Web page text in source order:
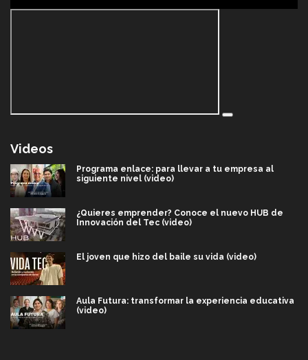
Videos
Programa enlace: para llevar a tu empresa al
siguiente nivel (video)
¿Quieres emprender? Conoce el nuevo HUB de
Innovación del Tec (video)
El joven que hizo del baile su vida (video)
Aula Futura: transformar la experiencia educativa
(video)